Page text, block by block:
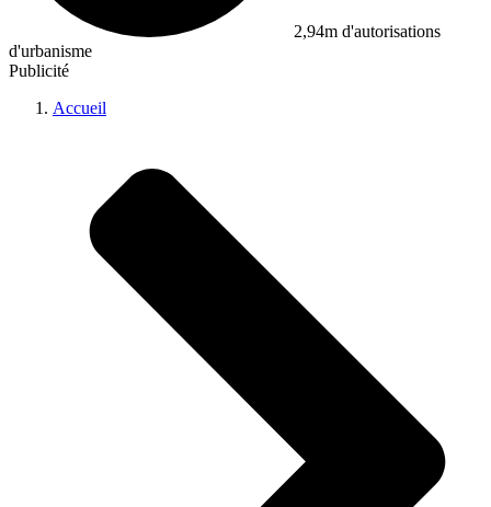
2,94m d'autorisations
d'urbanisme
Publicité
Accueil